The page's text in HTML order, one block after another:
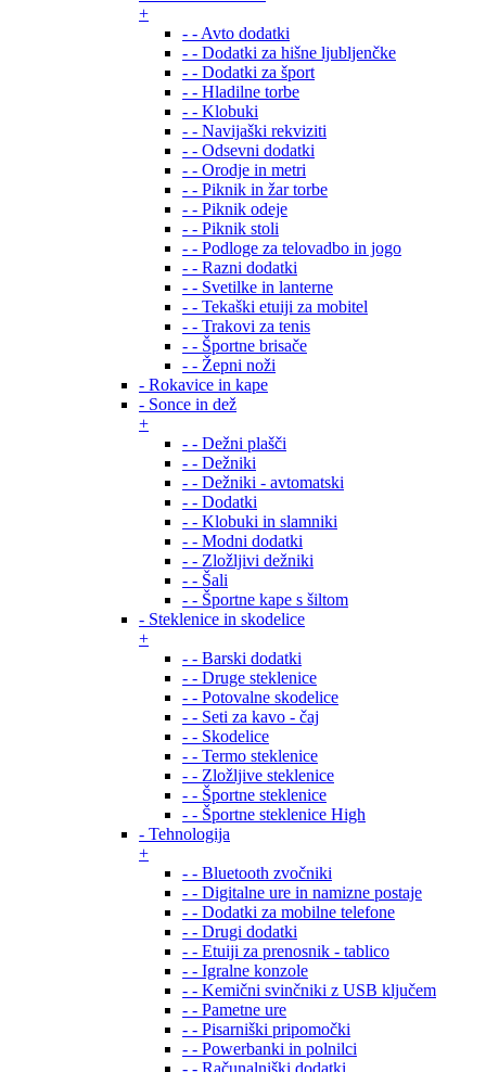
+
- - Avto dodatki
- - Dodatki za hišne ljubljenčke
- - Dodatki za šport
- - Hladilne torbe
- - Klobuki
- - Navijaški rekviziti
- - Odsevni dodatki
- - Orodje in metri
- - Piknik in žar torbe
- - Piknik odeje
- - Piknik stoli
- - Podloge za telovadbo in jogo
- - Razni dodatki
- - Svetilke in lanterne
- - Tekaški etuiji za mobitel
- - Trakovi za tenis
- - Športne brisače
- - Žepni noži
- Rokavice in kape
- Sonce in dež
+
- - Dežni plašči
- - Dežniki
- - Dežniki - avtomatski
- - Dodatki
- - Klobuki in slamniki
- - Modni dodatki
- - Zložljivi dežniki
- - Šali
- - Športne kape s šiltom
- Steklenice in skodelice
+
- - Barski dodatki
- - Druge steklenice
- - Potovalne skodelice
- - Seti za kavo - čaj
- - Skodelice
- - Termo steklenice
- - Zložljive steklenice
- - Športne steklenice
- - Športne steklenice High
- Tehnologija
+
- - Bluetooth zvočniki
- - Digitalne ure in namizne postaje
- - Dodatki za mobilne telefone
- - Drugi dodatki
- - Etuiji za prenosnik - tablico
- - Igralne konzole
- - Kemični svinčniki z USB ključem
- - Pametne ure
- - Pisarniški pripomočki
- - Powerbanki in polnilci
- - Računalniški dodatki